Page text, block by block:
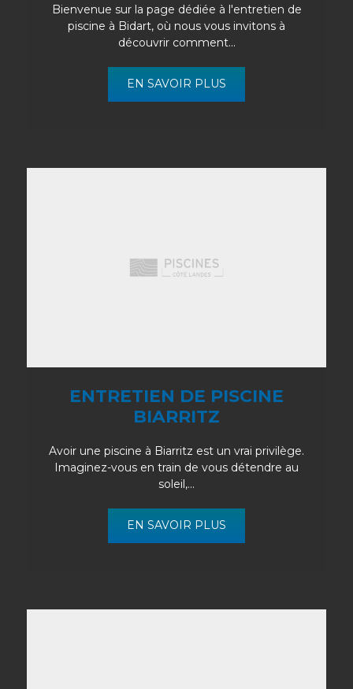
Bienvenue sur la page dédiée à l'entretien de
piscine à Bidart, où nous vous invitons à
découvrir comment...
EN SAVOIR PLUS
ENTRETIEN DE PISCINE
BIARRITZ
Avoir une piscine à Biarritz est un vrai privilège.
Imaginez-vous en train de vous détendre au
soleil,...
EN SAVOIR PLUS